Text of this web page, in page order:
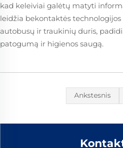
kad keleiviai galėtų matyti
leidžia bekontaktės
autobusų ir traukinių duris,
patogumą ir higienos saugą.
Ankstesnis